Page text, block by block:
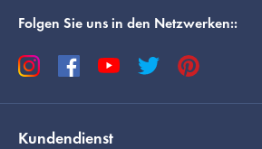
Folgen Sie uns in den Netzwerken::
Kundendienst